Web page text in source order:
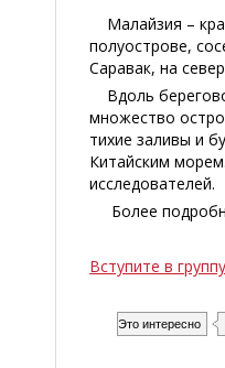
Малайзия –
полуострове,
Саравак, на
Вдоль
множество
тихие заливы и
Китайским
исследователей.
Более
Вступите в группу
Это интересно